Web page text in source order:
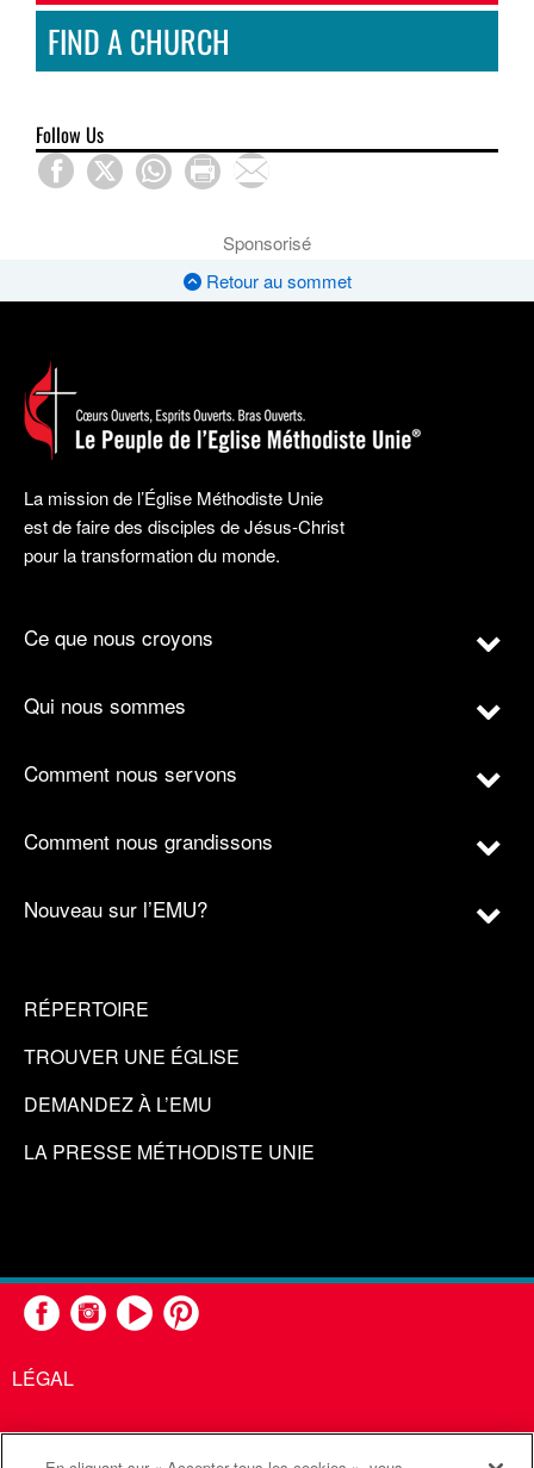
FIND A CHURCH
Follow Us
Sponsorisé
Retour au sommet
La mission de l’Église Méthodiste Unie
est de faire des disciples de Jésus-Christ
pour la transformation du monde.
Ce que nous croyons
Qui nous sommes
Comment nous servons
Comment nous grandissons
Nouveau sur l’EMU?
RÉPERTOIRE
TROUVER UNE ÉGLISE
DEMANDEZ À L’EMU
LA PRESSE MÉTHODISTE UNIE
LÉGAL